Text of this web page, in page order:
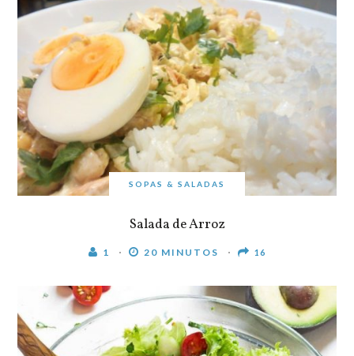
SOPAS & SALADAS
Salada de Arroz
1 20 MINUTOS 16